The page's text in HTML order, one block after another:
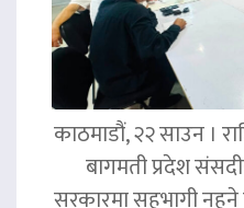
काठमाडौं, २२ साउन ।
बागमती प्रदेश
सरकारमा सहभागी नहुने